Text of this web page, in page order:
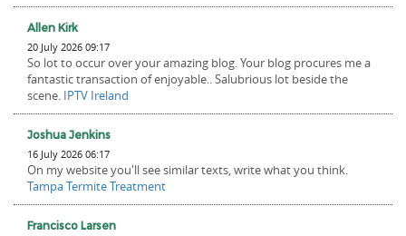
Allen Kirk
20 July 2026 09:17
So lot to occur over your amazing blog. Your blog procures me a
fantastic transaction of enjoyable.. Salubrious lot beside the
scene. IPTV Ireland
Joshua Jenkins
16 July 2026 06:17
On my website you'll see similar texts, write what you think.
Tampa Termite Treatment
Francisco Larsen